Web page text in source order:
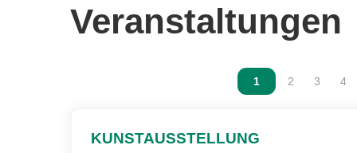
Veranstaltungen
Vous êtes sur la
1 Vous êtes
2 Vous
3 4
KUNSTAUSSTELLUNG